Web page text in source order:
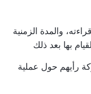
والمدة الزمنية
بها بعد ذلك
رأيهم حول عملية